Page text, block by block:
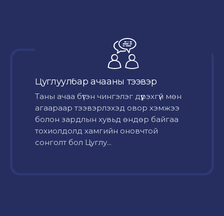
Цуглуулбар ачааны тээвэр
Таны ачаа бүтэн чингэлэг дүүрэхгүй мөн
агаараар тээвэрлэхэд овор хэмжээ
болон зардлын хувьд өндөр байгаа
тохиолдолд хамгийн оновчтой
сонголт бол Цуглу...